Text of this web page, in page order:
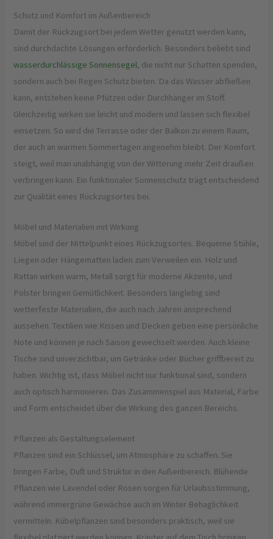
Schutz und Komfort im Außenbereich
Damit der Rückzugsort bei jedem Wetter genutzt werden kann,
sind durchdachte Lösungen erforderlich. Besonders beliebt sind
wasserdurchlässige Sonnensegel, die nicht nur Schatten spenden,
sondern auch bei Regen Schutz bieten. Da das Wasser abfließen
kann, entstehen keine Pfützen oder Durchhänger im Stoff.
Gleichzeitig wirken sie leicht und modern und lassen sich flexibel
einsetzen. So wird die Terrasse oder der Balkon zu einem Raum,
der auch an warmen Sommertagen angenehm bleibt. Der Komfort
steigt, weil man unabhängig von der Witterung mehr Zeit draußen
verbringen kann. Ein funktionaler Sonnenschutz trägt entscheidend
zur Qualität eines Rückzugsortes bei.
Möbel und Materialien mit Wirkung
Möbel sind der Mittelpunkt eines Rückzugsortes. Bequeme Stühle,
Liegen oder Hängematten laden zum Verweilen ein. Holz und
Rattan wirken warm, Metall sorgt für moderne Akzente, und
Polster bringen Gemütlichkeit. Besonders langlebig sind
wetterfeste Materialien, die auch nach Jahren ansprechend
aussehen. Textilien wie Kissen und Decken geben eine persönliche
Note und können je nach Saison gewechselt werden. Auch kleine
Tische sind unverzichtbar, um Getränke oder Bücher griffbereit zu
haben. Wichtig ist, dass Möbel nicht nur funktional sind, sondern
auch optisch harmonieren. Das Zusammenspiel aus Material, Farbe
und Form entscheidet über die Wirkung des ganzen Bereichs.
Pflanzen als Gestaltungselement
Pflanzen sind ein Schlüssel, um Atmosphäre zu schaffen. Sie
bringen Farbe, Duft und Struktur in den Außenbereich. Blühende
Pflanzen wie Lavendel oder Rosen sorgen für Urlaubsstimmung,
während immergrüne Gewächse auch im Winter Behaglichkeit
vermitteln. Kübelpflanzen sind besonders praktisch, weil sie